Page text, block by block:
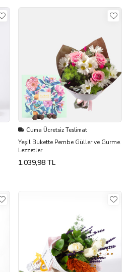
Cuma Ücretsiz Teslimat
Yeşil Bukette Pembe Güller ve Gurme
Lezzetler
1.039,98 TL